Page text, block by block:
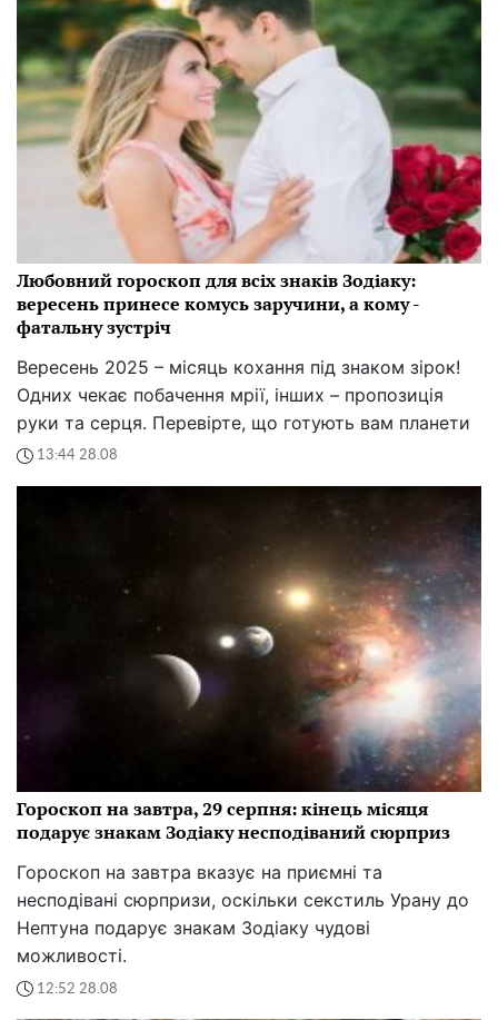
Любовний гороскоп для всіх знаків Зодіаку:
вересень принесе комусь заручини, а кому -
фатальну зустріч
Вересень 2025 – місяць кохання під знаком зірок!
Одних чекає побачення мрії, інших – пропозиція
руки та серця. Перевірте, що готують вам планети
13:44 28.08
Гороскоп на завтра, 29 серпня: кінець місяця
подарує знакам Зодіаку несподіваний сюрприз
Гороскоп на завтра вказує на приємні та
несподівані сюрпризи, оскільки секстиль Урану до
Нептуна подарує знакам Зодіаку чудові
можливості.
12:52 28.08